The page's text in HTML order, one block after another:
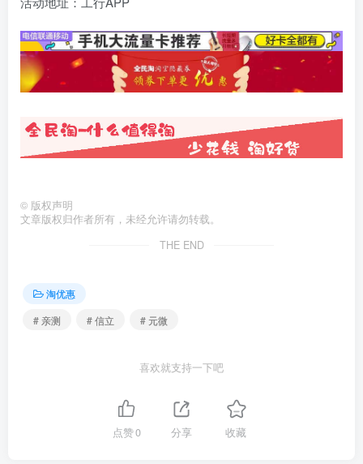
© 版权声明
文章版权归作者所有，未经允许请勿转载。
THE END
淘优惠
# 亲测
# 信立 # 元微
喜欢就支持一下吧
点赞0 分享 收藏